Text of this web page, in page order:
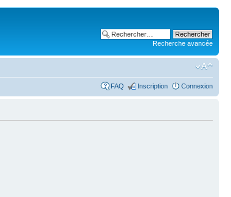
Recherche avancée
FAQ Inscription Connexion